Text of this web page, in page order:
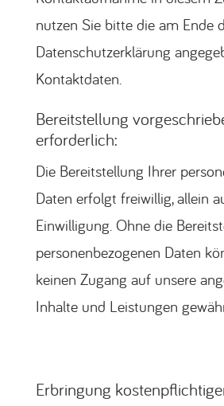
nutzen Sie bitte die am Ende
Datenschutzerklärung
Kontaktdaten.
Bereitstellung
erforderlich:
Die Bereitstellung Ihrer
Daten erfolgt freiwillig, allein
Einwilligung. Ohne die
personenbezogenen Daten
keinen Zugang auf unsere
Inhalte und Leistungen
Erbringung